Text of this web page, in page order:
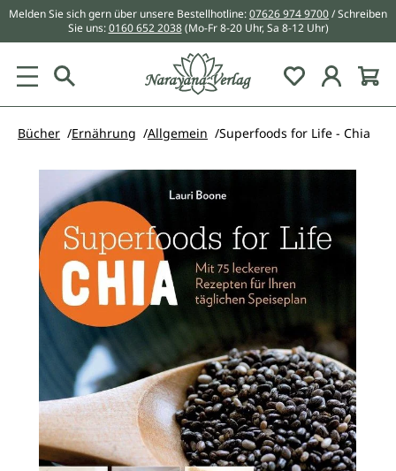
springen
Melden Sie sich gern über unsere Bestellhotline:07626 974 9700/ Schreiben
Sie uns:0160 652 2038 (Mo-Fr 8-20 Uhr, Sa 8-12 Uhr)
Du hast 0
Bücher Ernährung Allgemein Superfoods for Life - Chia
Bildergalerie überspringen